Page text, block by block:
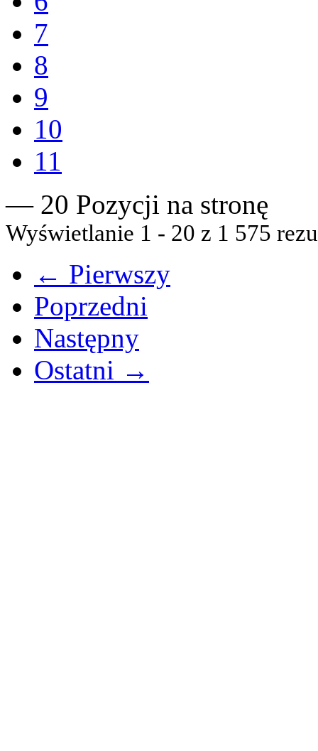
7
8
9
10
11
— 20 Pozycji na stronę
Wyświetlanie 1 - 20 z 1 575
← Pierwszy
Poprzedni
Następny
Ostatni →